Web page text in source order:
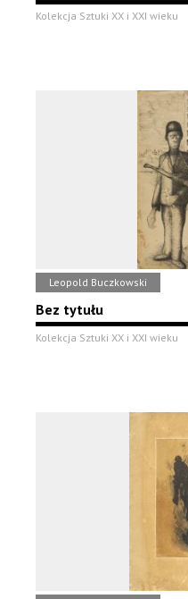
Kolekcja Sztuki XX i XXI wieku
Leopold Buczkowski
Bez tytułu
Kolekcja Sztuki XX i XXI wieku